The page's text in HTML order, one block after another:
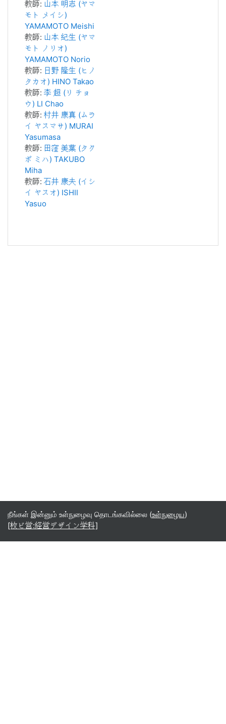
教師: 山本 明志 (ヤマ
モト メイシ)
YAMAMOTO Meishi
教師: 山本 紀生 (ヤマ
モト ノリオ)
YAMAMOTO Norio
教師: 日野 隆生 (ヒノ
タカオ) HINO Takao
教師: 李 超 (リ チョ
ウ) LI Chao
教師: 村井 康真 (ムラ
イ ヤスマサ) MURAI
Yasumasa
教師: 田窪 美葉 (タク
ボ ミハ) TAKUBO
Miha
教師: 石井 康夫 (イシ
イ ヤスオ) ISHII
Yasuo
நீங்கள் இன்னும் உள்நுழைவு தொடங்கவில்லை (உள்நுழைய)
[枚ビ営:経営デザイン学科]
Tamil ‎(ta)‎